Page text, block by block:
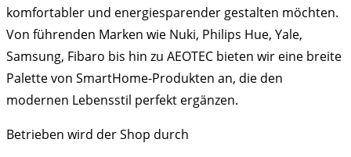
komfortabler und energiesparender gestalten möchten.
Von führenden Marken wie Nuki, Philips Hue, Yale,
Samsung, Fibaro bis hin zu AEOTEC bieten wir eine breite
Palette von SmartHome-Produkten an, die den
modernen Lebensstil perfekt ergänzen.
Betrieben wird der Shop durch